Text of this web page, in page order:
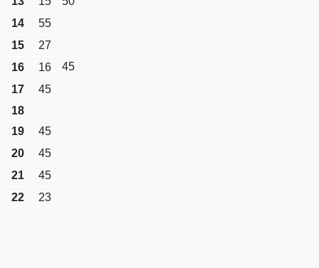
14
55
15
27
16
16
45
17
45
18
19
45
20
45
21
45
22
23